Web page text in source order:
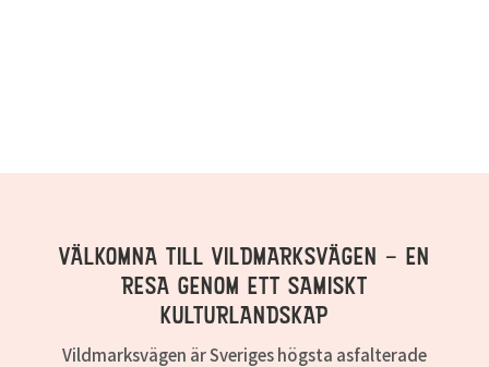
VÄLKOMNA TILL VILDMARKSVÄGEN – EN
RESA GENOM ETT SAMISKT
KULTURLANDSKAP
Vildmarksvägen är Sveriges högsta asfalterade